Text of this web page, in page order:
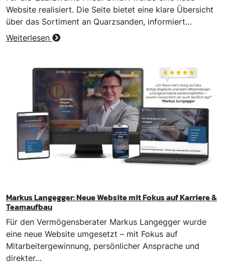
Website realisiert. Die Seite bietet eine klare Übersicht
über das Sortiment an Quarzsanden, informiert…
Weiterlesen
Markus Langegger: Neue Website mit Fokus auf Karriere &
Teamaufbau
Für den Vermögensberater Markus Langegger wurde
eine neue Website umgesetzt – mit Fokus auf
Mitarbeitergewinnung, persönlicher Ansprache und
direkter…